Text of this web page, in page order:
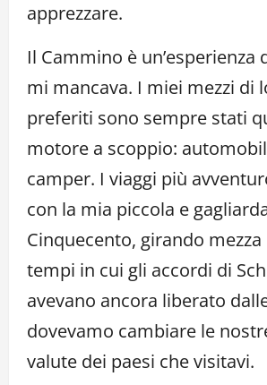
apprezzare.
Il Cammino è un’esperienza
mi mancava. I miei mezzi di
preferiti sono sempre stati
motore a scoppio:
camper. I viaggi più
con la mia piccola e
Cinquecento, girando mezza
tempi in cui gli accordi di
avevano ancora liberato
dovevamo cambiare le
valute dei paesi che visitavi.